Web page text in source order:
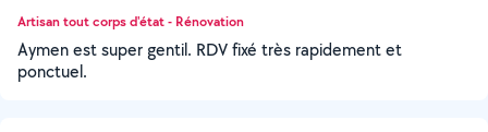
Artisan tout corps d'état - Rénovation
Aymen est super gentil. RDV fixé très rapidement et
ponctuel.